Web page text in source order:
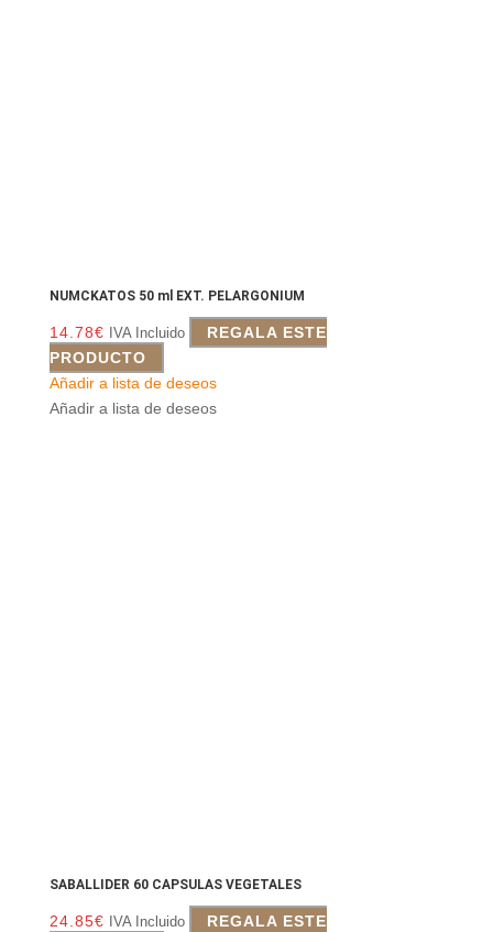
NUMCKATOS 50 ml EXT. PELARGONIUM
14.78€ IVA Incluido
REGALA ESTE
PRODUCTO
Añadir a lista de deseos
Añadir a lista de deseos
SABALLIDER 60 CAPSULAS VEGETALES
24.85€ IVA Incluido
REGALA ESTE